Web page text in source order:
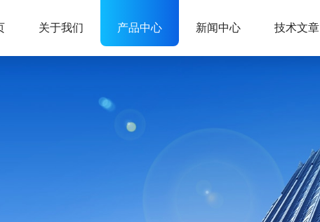
关于我们 产品中心 新闻中心 技术文章